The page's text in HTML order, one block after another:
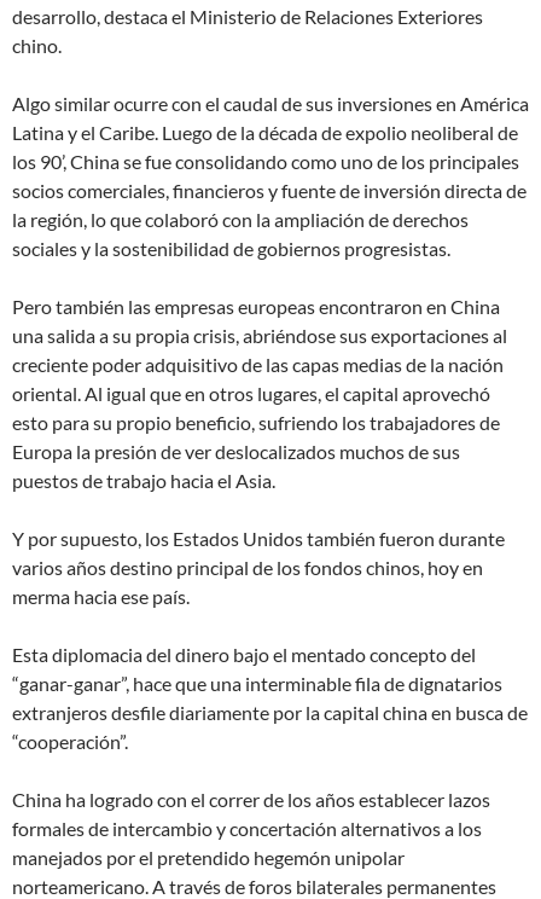
desarrollo, destaca el Ministerio de Relaciones Exteriores
chino.
Algo similar ocurre con el caudal de sus inversiones en América
Latina y el Caribe. Luego de la década de expolio neoliberal de
los 90’, China se fue consolidando como uno de los principales
socios comerciales, financieros y fuente de inversión directa de
la región, lo que colaboró con la ampliación de derechos
sociales y la sostenibilidad de gobiernos progresistas.
Pero también las empresas europeas encontraron en China
una salida a su propia crisis, abriéndose sus exportaciones al
creciente poder adquisitivo de las capas medias de la nación
oriental. Al igual que en otros lugares, el capital aprovechó
esto para su propio beneficio, sufriendo los trabajadores de
Europa la presión de ver deslocalizados muchos de sus
puestos de trabajo hacia el Asia.
Y por supuesto, los Estados Unidos también fueron durante
varios años destino principal de los fondos chinos, hoy en
merma hacia ese país.
Esta diplomacia del dinero bajo el mentado concepto del
“ganar-ganar”, hace que una interminable fila de dignatarios
extranjeros desfile diariamente por la capital china en busca de
“cooperación”.
China ha logrado con el correr de los años establecer lazos
formales de intercambio y concertación alternativos a los
manejados por el pretendido hegemón unipolar
norteamericano. A través de foros bilaterales permanentes